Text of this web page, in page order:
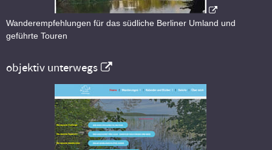
Wanderempfehlungen für das südliche Berliner Umland und
geführte Touren
objektiv unterwegs